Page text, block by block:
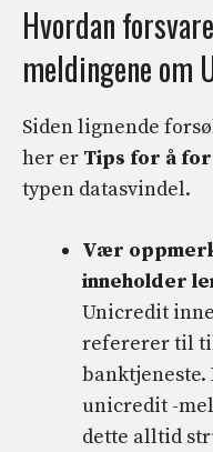
Hvordan
meldingene om
Siden lignende
her er Tips for å
typen datasvindel.
Vær
inneholder
Unicredit
refererer til
unicredit -
dette alltid